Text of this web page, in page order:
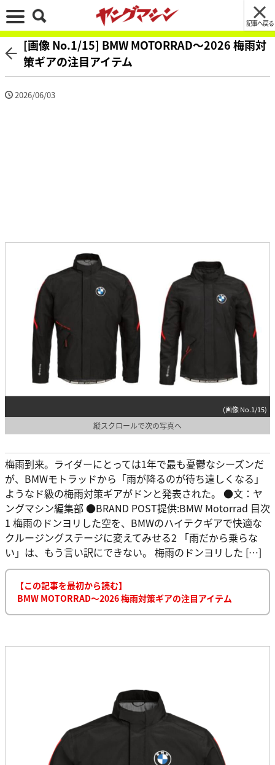
記事へ戻る
[画像 No.1/15] BMW MOTORRAD〜2026 梅雨対
策ギアの注目アイテム
2026/06/03
(画像 No.1/15)
縦スクロールで次の写真へ
梅雨到来。ライダーにとっては1年で最も憂鬱なシーズンだ
が、BMWモトラッドから「雨が降るのが待ち遠しくなる」
ようなド級の梅雨対策ギアがドンと発表された。 ●文：ヤ
ングマシン編集部 ●BRAND POST提供:BMW Motorrad 目次
1 梅雨のドンヨリした空を、BMWのハイテクギアで快適な
クルージングステージに変えてみせる2 「雨だから乗らな
い」は、もう言い訳にできない。 梅雨のドンヨリした […]
【この記事を最初から読む】
BMW MOTORRAD〜2026 梅雨対策ギアの注目アイテム